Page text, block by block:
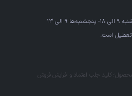
9 الی 13
تعطیل است.
کلید جلب اعتماد و افزایش فروش